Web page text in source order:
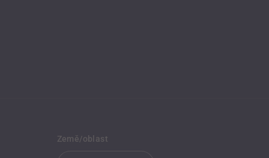
Země/oblast